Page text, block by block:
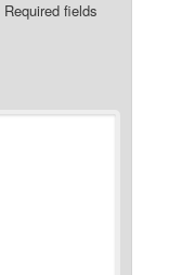
Required fields